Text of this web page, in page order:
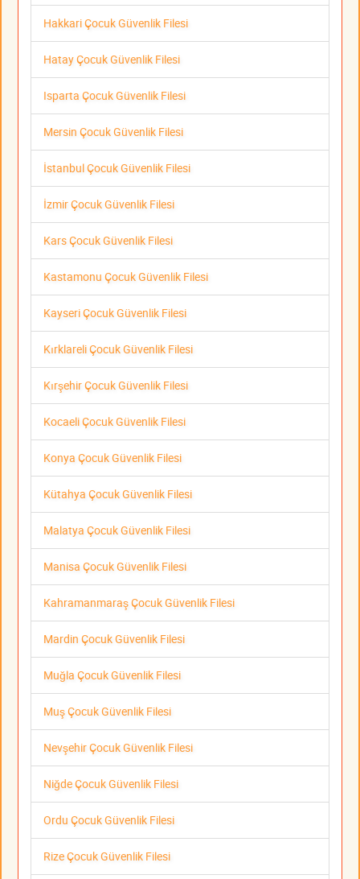
Hakkari Çocuk Güvenlik Filesi
Hatay Çocuk Güvenlik Filesi
Isparta Çocuk Güvenlik Filesi
Mersin Çocuk Güvenlik Filesi
İstanbul Çocuk Güvenlik Filesi
İzmir Çocuk Güvenlik Filesi
Kars Çocuk Güvenlik Filesi
Kastamonu Çocuk Güvenlik Filesi
Kayseri Çocuk Güvenlik Filesi
Kırklareli Çocuk Güvenlik Filesi
Kırşehir Çocuk Güvenlik Filesi
Kocaeli Çocuk Güvenlik Filesi
Konya Çocuk Güvenlik Filesi
Kütahya Çocuk Güvenlik Filesi
Malatya Çocuk Güvenlik Filesi
Manisa Çocuk Güvenlik Filesi
Kahramanmaraş Çocuk Güvenlik Filesi
Mardin Çocuk Güvenlik Filesi
Muğla Çocuk Güvenlik Filesi
Muş Çocuk Güvenlik Filesi
Nevşehir Çocuk Güvenlik Filesi
Niğde Çocuk Güvenlik Filesi
Ordu Çocuk Güvenlik Filesi
Rize Çocuk Güvenlik Filesi